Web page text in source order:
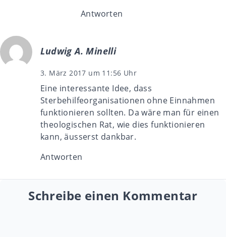
Antworten
Ludwig A. Minelli
3. März 2017 um 11:56 Uhr
Eine interessante Idee, dass
Sterbehilfeorganisationen ohne Einnahmen
funktionieren sollten. Da wäre man für einen
theologischen Rat, wie dies funktionieren
kann, äusserst dankbar.
Antworten
Schreibe einen Kommentar